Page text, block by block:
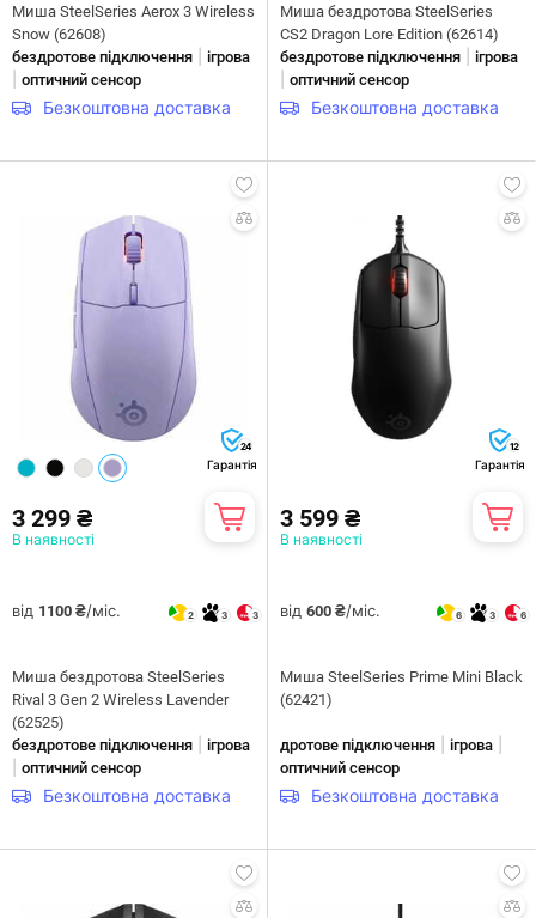
Миша SteelSeries Aerox 3 Wireless
Snow (62608)
бездротове підключення
ігрова
оптичний сенсор
Безкоштовна доставка
Миша бездротова SteelSeries
CS2 Dragon Lore Edition (62614)
бездротове підключення
ігрова
оптичний сенсор
Безкоштовна доставка
24
Гарантія
3 299 ₴
В наявності
від 1100 ₴/міс. 2 3 3
Миша бездротова SteelSeries
Rival 3 Gen 2 Wireless Lavender
(62525)
бездротове підключення
ігрова
оптичний сенсор
Безкоштовна доставка
12
Гарантія
3 599 ₴
В наявності
від 600 ₴/міс. 6 3 6
Миша SteelSeries Prime Mini Black
(62421)
дротове підключення ігрова
оптичний сенсор
Безкоштовна доставка